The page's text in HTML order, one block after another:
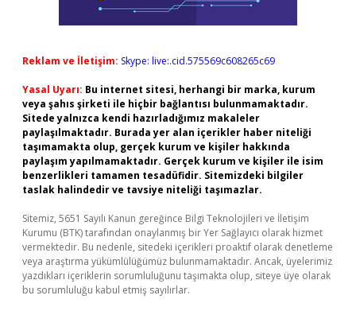
Reklam ve İletişim: Skype: live:.cid.575569c608265c69
Yasal Uyarı: Bu internet sitesi, herhangi bir marka, kurum
veya şahıs şirketi ile hiçbir bağlantısı bulunmamaktadır.
Sitede yalnızca kendi hazırladığımız makaleler
paylaşılmaktadır. Burada yer alan içerikler haber niteliği
taşımamakta olup, gerçek kurum ve kişiler hakkında
paylaşım yapılmamaktadır. Gerçek kurum ve kişiler ile isim
benzerlikleri tamamen tesadüfidir. Sitemizdeki bilgiler
taslak halindedir ve tavsiye niteliği taşımazlar.
Sitemiz, 5651 Sayılı Kanun gereğince Bilgi Teknolojileri ve İletişim
Kurumu (BTK) tarafından onaylanmış bir Yer Sağlayıcı olarak hizmet
vermektedir. Bu nedenle, sitedeki içerikleri proaktif olarak denetleme
veya araştırma yükümlülüğümüz bulunmamaktadır. Ancak, üyelerimiz
yazdıkları içeriklerin sorumluluğunu taşımakta olup, siteye üye olarak
bu sorumluluğu kabul etmiş sayılırlar.